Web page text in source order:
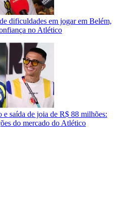
dificuldades em jogar em Belém,
no Atlético
e saída de joia de R$ 88 milhões:
do mercado do Atlético